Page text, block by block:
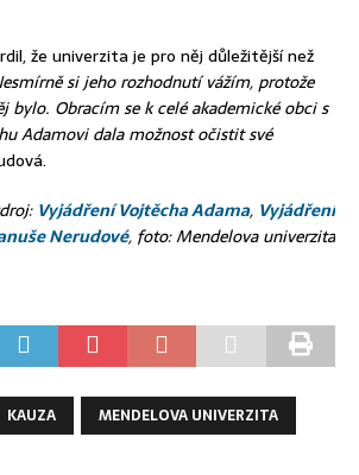
že univerzita je pro něj důležitější než
si jeho rozhodnutí vážím, protože
bylo. Obracím se k celé akademické obci s
Adamovi dala možnost očistit své
Vyjádření Vojtěcha Adama, Vyjádření
Nerudové, foto: Mendelova univerzita
KAUZA
MENDELOVA UNIVERZITA